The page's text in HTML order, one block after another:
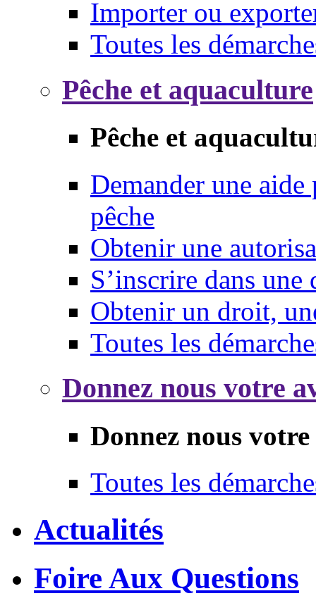
Importer ou
Toutes les
Pêche et aquaculture
Pêche et
Demander une
pêche
Obtenir une
S’inscrire dans une
Obtenir un droit,
Toutes les
Donnez nous votre
Donnez nous
Toutes les
Actualités
Foire Aux Questions